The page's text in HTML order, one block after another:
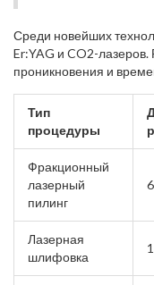
привычных процедур
Среди новейших
Er:YAG и CO2-лазеров.
проникновения и
пятна, достаточно для
воздействующих на
лица. Именно поэтому
консультирование.
Тип
процедуры
Фракционный
лазерный
пилинг
Лазерная
шлифовка